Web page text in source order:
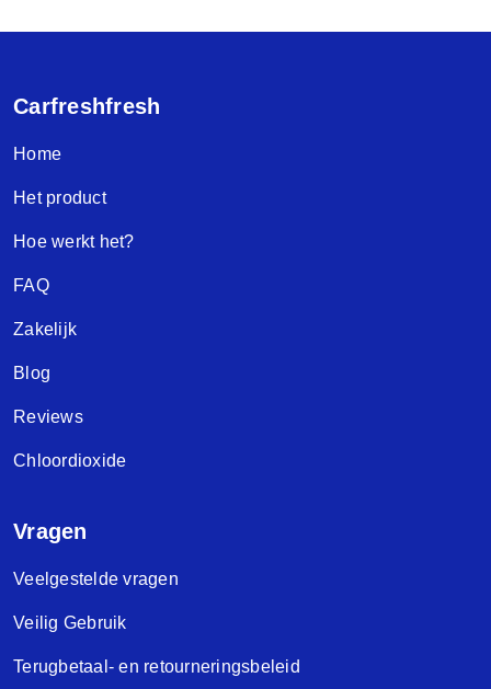
Carfreshfresh
Home
Het product
Hoe werkt het?
FAQ
Zakelijk
Blog
Reviews
Chloordioxide
Vragen
Veelgestelde vragen
Veilig Gebruik
Terugbetaal- en retourneringsbeleid